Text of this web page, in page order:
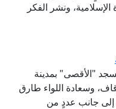
ونشر الفكر
"الأقصى" بمدينة
وسعادة اللواء طارق
إلى جانب عددٍ من